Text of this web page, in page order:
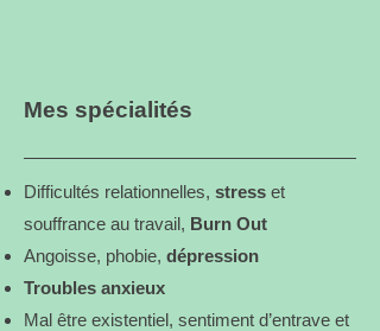
Mes spécialités
Difficultés relationnelles, stress et
souffrance au travail, Burn Out
Angoisse, phobie, dépression
Troubles anxieux
Mal être existentiel, sentiment d’entrave et